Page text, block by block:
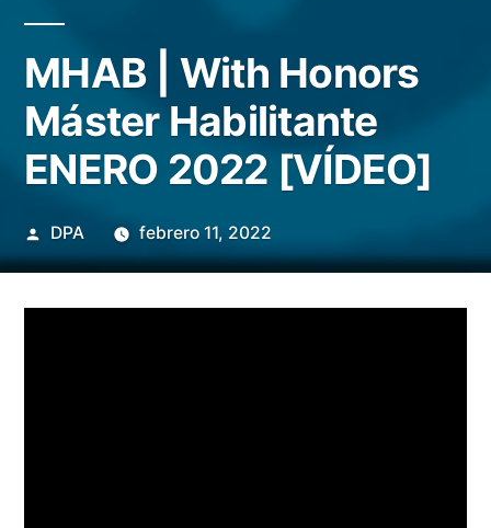
MHAB | With Honors
Máster Habilitante
ENERO 2022 [VÍDEO]
Publicado
por
DPA febrero 11, 2022